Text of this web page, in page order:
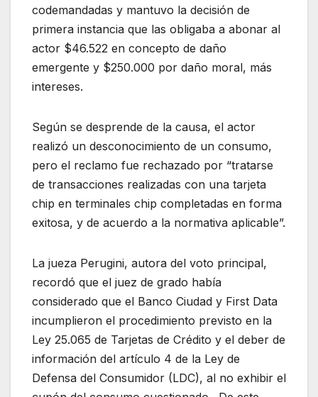
codemandadas y mantuvo la decisión de
primera instancia que las obligaba a abonar al
actor $46.522 en concepto de daño
emergente y $250.000 por daño moral, más
intereses.
Según se desprende de la causa, el actor
realizó un desconocimiento de un consumo,
pero el reclamo fue rechazado por “tratarse
de transacciones realizadas con una tarjeta
chip en terminales chip completadas en forma
exitosa, y de acuerdo a la normativa aplicable”.
La jueza Perugini, autora del voto principal,
recordó que el juez de grado había
considerado que el Banco Ciudad y First Data
incumplieron el procedimiento previsto en la
Ley 25.065 de Tarjetas de Crédito y el deber de
información del artículo 4 de la Ley de
Defensa del Consumidor (LDC), al no exhibir el